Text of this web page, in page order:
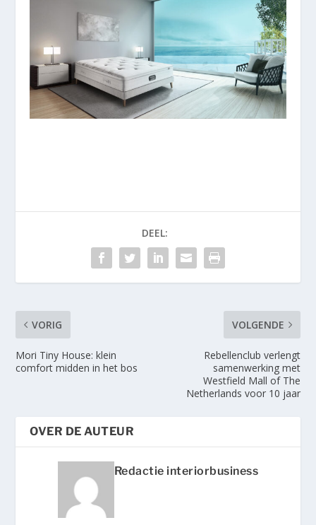
DEEL:
VORIG
Mori Tiny House: klein
comfort midden in het bos
VOLGENDE
Rebellenclub verlengt
samenwerking met
Westfield Mall of The
Netherlands voor 10 jaar
OVER DE AUTEUR
Redactie interiorbusiness